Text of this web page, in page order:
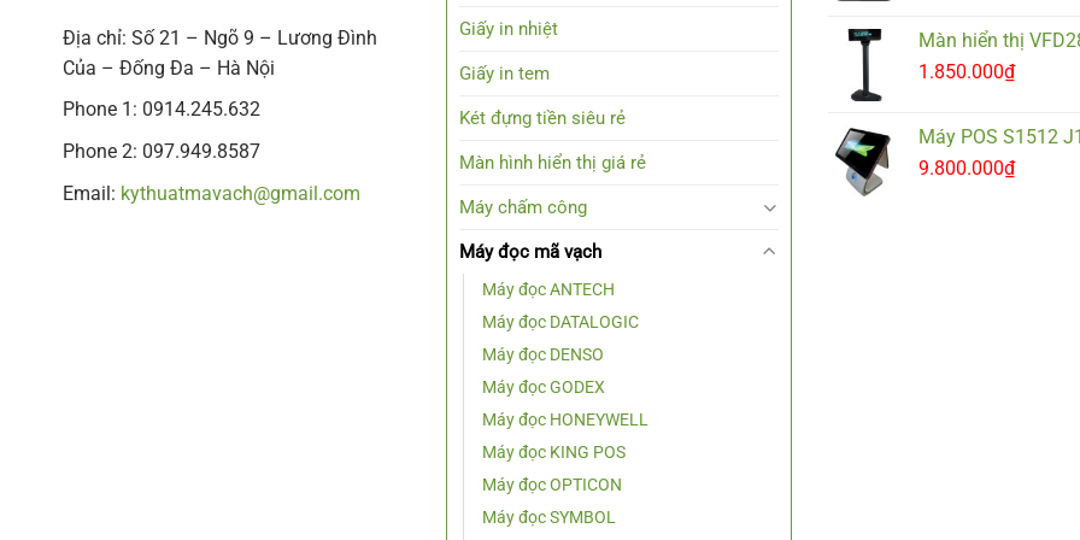
Địa chỉ: Số 21 – Ngõ 9 – Lương Đình
Của – Đống Đa – Hà Nội
Phone 1: 0914.245.632
Phone 2: 097.949.8587
Email: kythuatmavach@gmail.com
Giấy in nhiệt
Giấy in tem
Két đựng tiền siêu rẻ
Màn hình hiển thị giá rẻ
Máy chấm công
Máy đọc mã vạch
Máy đọc ANTECH
Máy đọc DATALOGIC
Máy đọc DENSO
Máy đọc GODEX
Máy đọc HONEYWELL
Máy đọc KING POS
Máy đọc OPTICON
Máy đọc SYMBOL
Màn hiển thị
1.850.000₫
Máy POS S1512
9.800.000₫